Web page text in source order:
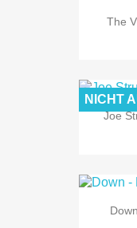
The
Joe
NICHT